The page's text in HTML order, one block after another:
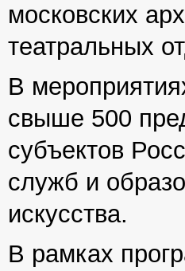
московских
театральных
В
свыше 500
субъектов
служб и
искусства.
В рамках